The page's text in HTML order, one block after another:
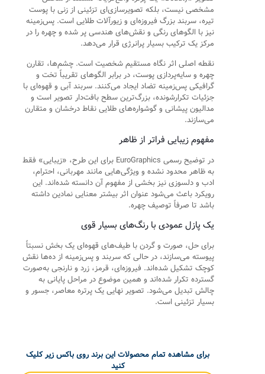
مشخصی نیست، بلکه تصویرسازی‌ای تزئینی از زنی با پوست
تیره، سربند بزرگ فیروزه‌ای و زیورآلات طلایی است. پس‌زمینه
نیز با الگوهای رنگی و نقش‌های هندسی پر شده و چهره را در
مرکز یک ترکیب بسیار پرانرژی قرار می‌دهد.
نقطه اصلی اثر نگاه مستقیم شخصیت است. چشم‌ها، تقارن
چهره و سایه‌پردازی پوست، در برابر الگوهای تقریباً تخت و
گرافیکی پس‌زمینه تضاد ایجاد می‌کنند. سربند آبی و قهوه‌ای با
جزئیات تکرارشونده، بزرگ‌ترین سطح بافت‌دار تصویر است و
مدالیون پیشانی و گوشواره‌های طلایی نقاط درخشان و متقارن
می‌سازند.
مفهوم زیبایی فراتر از ظاهر
در توضیح رسمی EuroGraphics برای این طرح، «زیبایی» فقط
به ظاهر محدود نشده و ویژگی‌هایی مانند مهربانی، احترام،
ادب و دلسوزی نیز بخشی از مفهوم آن دانسته شده‌اند. این
رویکرد باعث می‌شود عنوان اثر بیشتر معنایی نمادین داشته
باشد تا صرفاً توصیف چهره.
یک پازل عمودی با رنگ‌های بسیار قوی
برای حل، صورت و گردن با طیف‌های قهوه‌ای یک بخش نسبتاً
پیوسته می‌سازند، در حالی که سربند و پس‌زمینه از ده‌ها نقش
کوچک تشکیل شده‌اند. فیروزه‌ای، قرمز، زرد و نارنجی به‌صورت
گسترده تکرار شده‌اند و همین موضوع در مراحل پایانی به
چالش تبدیل می‌شود. تصویر نهایی یک پرتره معاصر، جسور و
بسیار تزئینی است.
برای مشاهده تمام محصولات این برند روی باکس زیر کلیک
کنید